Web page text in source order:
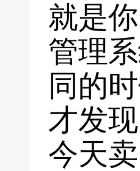
就是
管理
同的
才发
今天